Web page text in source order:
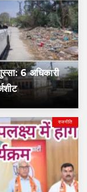
6 अधिकारी
राजनीति